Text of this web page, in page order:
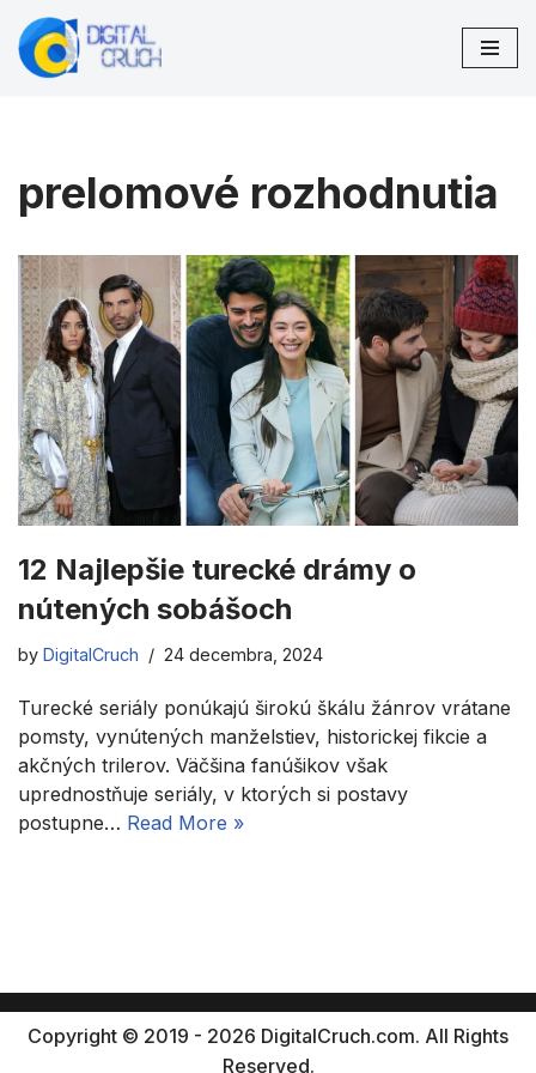
Preskočiť
prelomové rozhodnutia
12 Najlepšie turecké drámy o
nútených sobášoch
by DigitalCruch 24 decembra, 2024
Turecké seriály ponúkajú širokú škálu žánrov vrátane
pomsty, vynútených manželstiev, historickej fikcie a
akčných trilerov. Väčšina fanúšikov však
uprednostňuje seriály, v ktorých si postavy
postupne… Read More »
Copyright © 2019 - 2026 DigitalCruch.com. All Rights
Reserved.